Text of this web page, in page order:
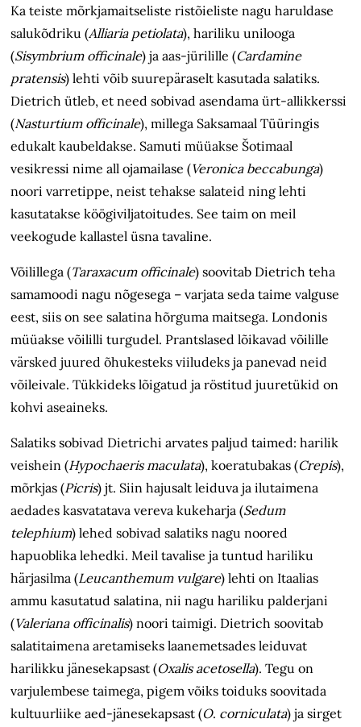
Ka teiste mõrkjamaitseliste ristõieliste nagu haruldase
salukõdriku (Alliaria petiolata), hariliku unilooga
(Sisymbrium officinale) ja aas-jürilille (Cardamine
pratensis) lehti võib suurepäraselt kasutada salatiks.
Dietrich ütleb, et need sobivad asendama ürt-allikkerssi
(Nasturtium officinale), millega Saksamaal Tüüringis
edukalt kaubeldakse. Samuti müüakse Šotimaal
vesikressi nime all ojamailase (Veronica beccabunga)
noori varretippe, neist tehakse salateid ning lehti
kasutatakse köögiviljatoitudes. See taim on meil
veekogude kallastel üsna tavaline.
Võilillega (Taraxacum officinale) soovitab Dietrich teha
samamoodi nagu nõgesega – varjata seda taime valguse
eest, siis on see salatina hõrguma maitsega. Londonis
müüakse võililli turgudel. Prantslased lõikavad võilille
värsked juured õhukesteks viiludeks ja panevad neid
võileivale. Tükkideks lõigatud ja röstitud juuretükid on
kohvi aseaineks.
Salatiks sobivad Dietrichi arvates paljud taimed: harilik
veishein (Hypochaeris maculata), koeratubakas (Crepis),
mõrkjas (Picris) jt. Siin hajusalt leiduva ja ilutaimena
aedades kasvatatava vereva kukeharja (Sedum
telephium) lehed sobivad salatiks nagu noored
hapuoblika lehedki. Meil tavalise ja tuntud hariliku
härjasilma (Leucanthemum vulgare) lehti on Itaalias
ammu kasutatud salatina, nii nagu hariliku palderjani
(Valeriana officinalis) noori taimigi. Dietrich soovitab
salatitaimena aretamiseks laanemetsades leiduvat
harilikku jänesekapsast (Oxalis acetosella). Tegu on
varjulembese taimega, pigem võiks toiduks soovitada
kultuurliike aed-jänesekapsast (O. corniculata) ja sirget